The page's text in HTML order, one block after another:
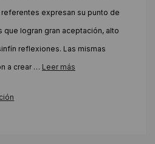
expresan su punto de
logran gran aceptación, alto
reflexiones. Las mismas
a crear … Leer más